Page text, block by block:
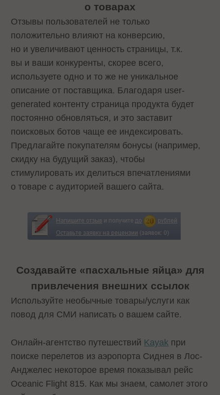
о товарах
Отзывы пользователей не только
положительно влияют на конверсию,
но и увеличивают ценность страницы, т.к.
вы и ваши конкуренты, скорее всего,
используете одно и то же не уникальное
описание от поставщика. Благодаря user-
generated контенту страница продукта будет
постоянно обновляться, и это заставит
поисковых ботов чаще ее индексировать.
Предлагайте покупателям бонусы (например,
скидку на будущий заказ), чтобы
стимулировать их делиться впечатлениями
о товаре с аудиторией вашего сайта.
Создавайте «пасхальные яйца» для
привлечения внешних ссылок
Используйте необычные товары/услуги как
повод для СМИ написать о вашем сайте.
Онлайн-агентство путешествий Kayak при
поиске перелетов из аэропорта Сиднея в Лос-
Анджелес некоторое время показывал рейс
Oceanic Flight 815. Как мы знаем, самолет этого